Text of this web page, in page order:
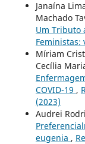
Janaína
Machado
Um Tributo
Feministas:
Míriam
Cecília
COVID-19 ,
(2023)
Audrei
eugenia ,